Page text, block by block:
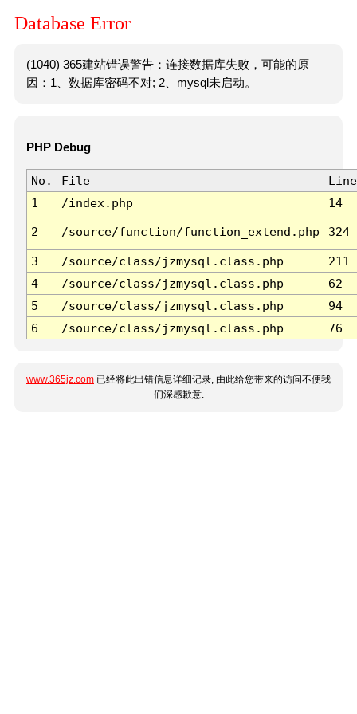
Database Error
(1040) 365建站错误警告：连接数据库失败，可能的原
因：1、数据库密码不对; 2、mysql未启动。
PHP Debug
No. File
Line
1
/index.php 14
2 /source/function/function_extend.php 324
3 /source/class/jzmysql.class.php
211
4
/source/class/jzmysql.class.php
62
5
/source/class/jzmysql.class.php
94
6
/source/class/jzmysql.class.php 76
www.365jz.com 已经将此出错信息详细记录, 由此给您带来的访问不便我
们深感歉意.